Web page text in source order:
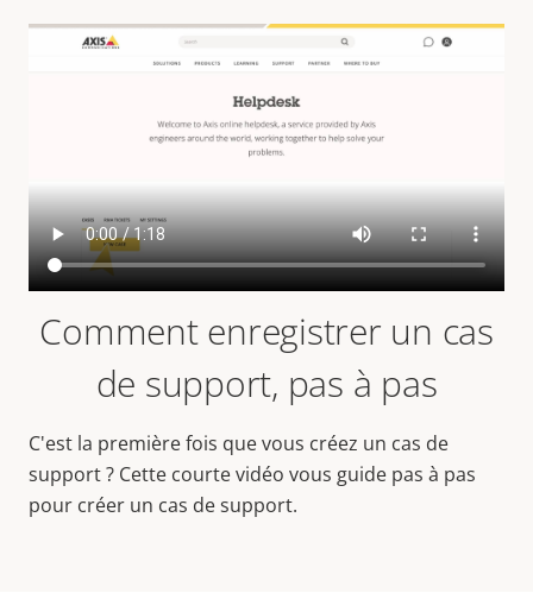
Comment enregistrer un cas
de support, pas à pas
C'est la première fois que vous créez un cas de
support ? Cette courte vidéo vous guide pas à pas
pour créer un cas de support.